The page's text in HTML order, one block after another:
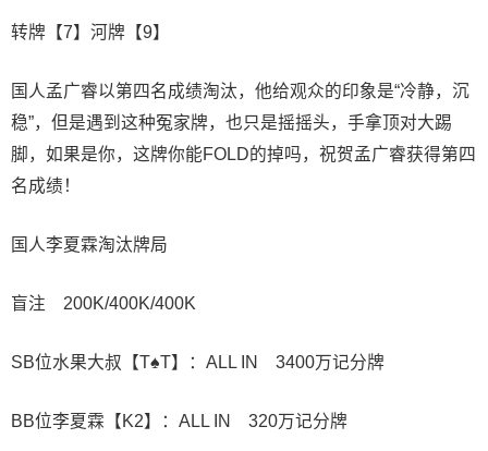
转牌【7】河牌【9】
国人孟广睿以第四名成绩淘汰，他给观众的印象是“冷静，沉
稳”，但是遇到这种冤家牌，也只是摇摇头，手拿顶对大踢
脚，如果是你，这牌你能FOLD的掉吗，祝贺孟广睿获得第四
名成绩！
国人李夏霖淘汰牌局
盲注 200K/400K/400K
SB位水果大叔【T♠T】：ALL IN 3400万记分牌
BB位李夏霖【K2】：ALL IN 320万记分牌